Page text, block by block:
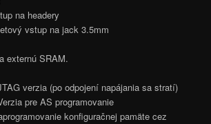
na headery
vstup na jack 3.5mm
externú SRAM.
verzia (po odpojení napájania sa stratí)
pre AS programovanie
konfiguračnej pamäte cez